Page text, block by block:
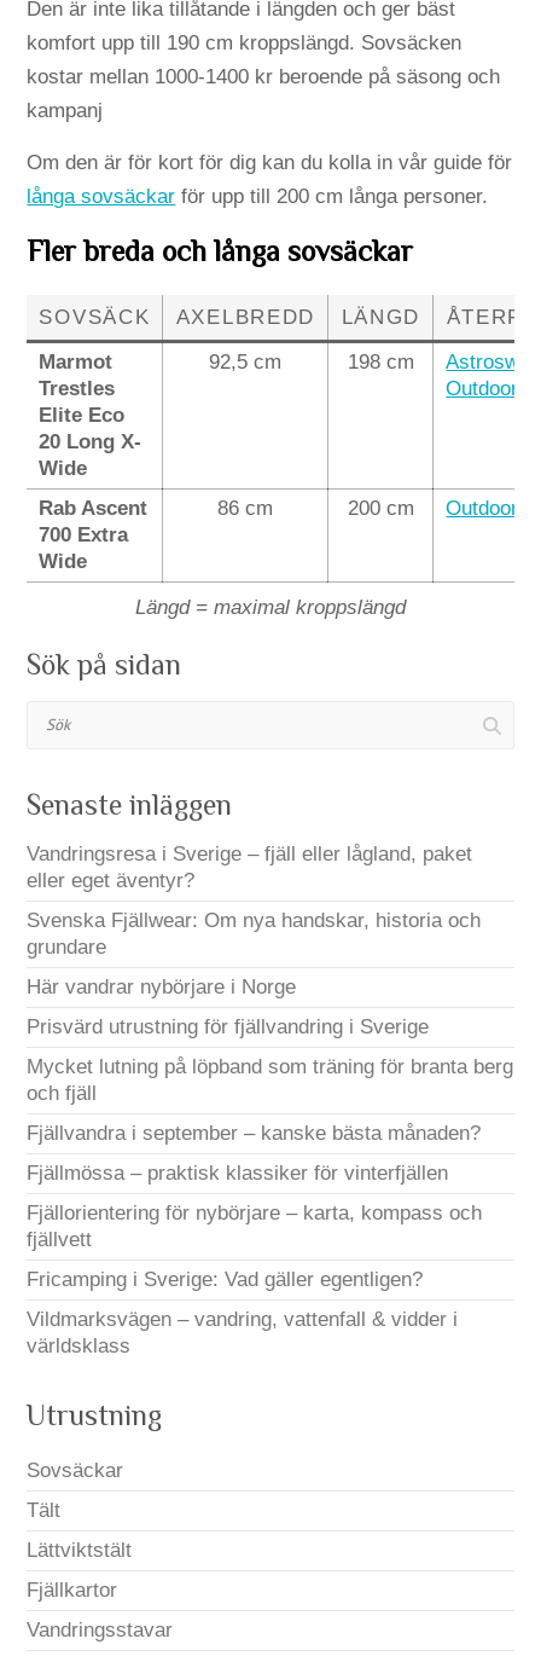
Den är inte lika tillåtande i längden och ger bäst
komfort upp till 190 cm kroppslängd. Sovsäcken
kostar mellan 1000-1400 kr beroende på säsong och
kampanj
Om den är för kort för dig kan du kolla in vår guide för
långa sovsäckar för upp till 200 cm långa personer.
Fler breda och långa sovsäckar
SOVSÄCK AXELBREDD LÄNGD
Marmot
Trestles
Elite Eco
20 Long X-
Wide
92,5 cm 198 cm
Rab Ascent
700 Extra
Wide
86 cm 200 cm
Längd = maximal kroppslängd
Sök på sidan
Sök
Senaste inläggen
Vandringsresa i Sverige – fjäll eller lågland, paket
eller eget äventyr?
Svenska Fjällwear: Om nya handskar, historia och
grundare
Här vandrar nybörjare i Norge
Prisvärd utrustning för fjällvandring i Sverige
Mycket lutning på löpband som träning för branta berg
och fjäll
Fjällvandra i september – kanske bästa månaden?
Fjällmössa – praktisk klassiker för vinterfjällen
Fjällorientering för nybörjare – karta, kompass och
fjällvett
Fricamping i Sverige: Vad gäller egentligen?
Vildmarksvägen – vandring, vattenfall & vidder i
världsklass
Utrustning
Sovsäckar
Tält
Lättviktstält
Fjällkartor
Vandringsstavar